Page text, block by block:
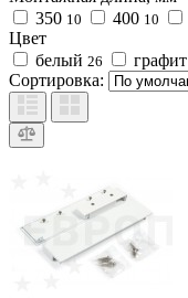
350 10 400 10
Цвет
белый 26 графит
Сортировка: